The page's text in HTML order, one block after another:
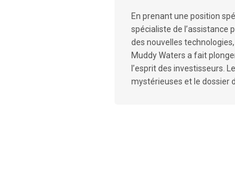
En prenant une position
spécialiste de l’assistance
des nouvelles
Muddy Waters a fait
l’esprit des investisseurs.
mystérieuses et le dossier